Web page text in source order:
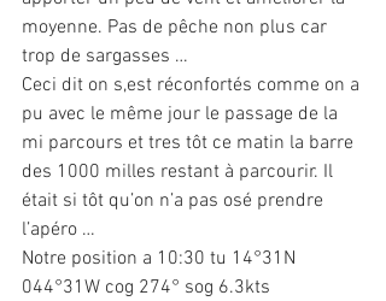
moyenne. Pas de pêche non plus car
trop de sargasses …
Ceci dit on s,est réconfortés comme on a
pu avec le même jour le passage de la
mi parcours et tres tôt ce matin la barre
des 1000 milles restant à parcourir. Il
était si tôt qu’on n’a pas osé prendre
l’apéro …
Notre position a 10:30 tu 14°31N
044°31W cog 274° sog 6.3kts